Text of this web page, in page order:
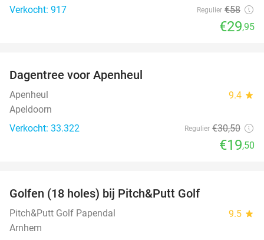
Verkocht: 917
Regulier €58
€29,95
Dagentree voor Apenheul
Apenheul 9.4 star
Apeldoorn
Verkocht: 33.322
Regulier €30,50
€19,50
Golfen (18 holes) bij Pitch&Putt Golf
Pitch&Putt Golf Papendal 9.5 star
Arnhem